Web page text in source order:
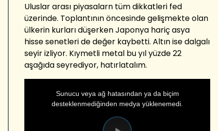
Uluslar arası piyasalarn tüm dikkatleri fed
üzerinde. Toplantının öncesinde gelişmekte olan
ülkerin kurları düşerken Japonya hariç asya
hisse senetleri de değer kaybetti. Altın ise dalgalı
seyir izliyor. Kıymetli metal bu yıl yüzde 22
aşağıda seyrediyor, hatırlatalım.
Sunucu veya ağ hatasından ya da biçim
desteklenmediğinden medya yüklenemedi.